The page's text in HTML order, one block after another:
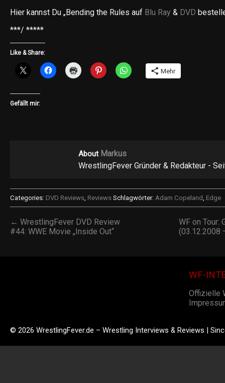
Hier kannst Du „Bending the Rules auf Blu Ray & DVD
***/ *****
Like & Share:
Mehr
Gefällt mir:
About Markus
WrestlingFever Gründer & Redakteur -
Categories: DVD Reviews, Reviews Schlagwörter: Adam Copeland, Edge
← WrestlingFever DVD Review
#44: WWE Movie „Inside Out“
WF on Tour:
(03.12.2008
WF-
Offizielle
© 2026 WrestlingFever.de – Wrestling Interviews & Reviews |